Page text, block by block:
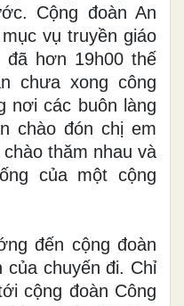
Cộng đoàn An
vụ truyền giáo
hơn 19h00 thế
chưa xong công
nơi các buôn làng
chào đón chị em
thăm nhau và
của một cộng
đến cộng đoàn
của chuyến đi. Chỉ
cộng đoàn Công